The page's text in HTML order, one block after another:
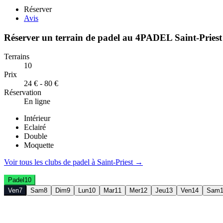
Réserver
Avis
Réserver un terrain de padel au 4PADEL Saint-Priest
Terrains
10
Prix
24 € - 80 €
Réservation
En ligne
Intérieur
Eclairé
Double
Moquette
Voir tous les clubs de padel à Saint-Priest →
Padel 10
Ven7 Sam8 Dim9 Lun10 Mar11 Mer12 Jeu13 Ven14 Sam